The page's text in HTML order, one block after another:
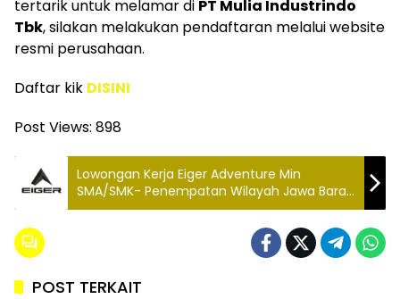
tertarik untuk melamar di PT Mulia Industrindo
Tbk, silakan melakukan pendaftaran melalui website
resmi perusahaan.
Daftar kik DISINI
Post Views: 898
Lowongan Kerja Eiger Adventure Min
SMA/SMK- Penempatan Wilayah Jawa Barat
& Seluruh Indonesia Buruan Daftar!!
POST TERKAIT